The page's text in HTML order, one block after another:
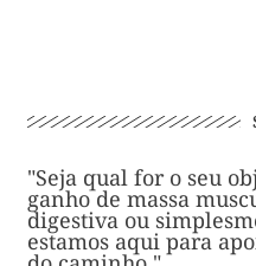
"Seja qual for o seu
ganho de massa
digestiva ou
estamos aqui para